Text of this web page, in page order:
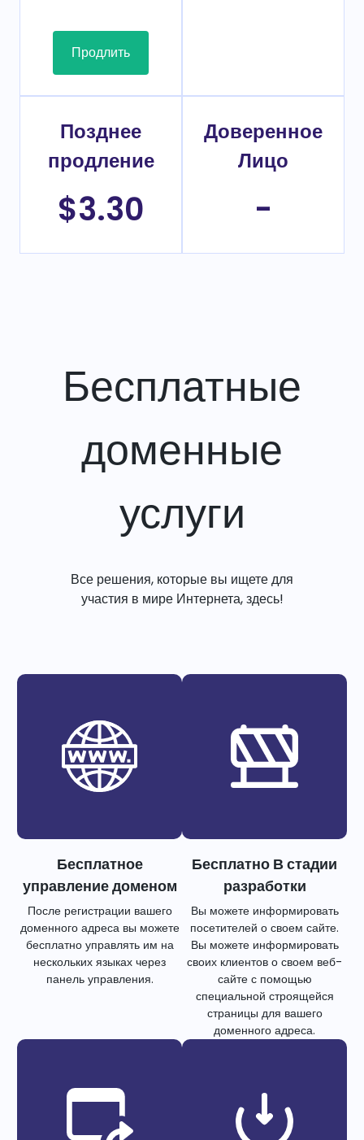
Продлить
Позднее
продление
$3.30
Доверенное
Лицо
-
Бесплатные
доменные
услуги
Все решения, которые вы ищете для
участия в мире Интернета, здесь!
Бесплатное
управление доменом
После регистрации вашего
доменного адреса вы можете
бесплатно управлять им на
нескольких языках через
панель управления.
Бесплатно В стадии
разработки
Вы можете информировать
посетителей о своем сайте.
Вы можете информировать
своих клиентов о своем веб-
сайте с помощью
специальной строящейся
страницы для вашего
доменного адреса.